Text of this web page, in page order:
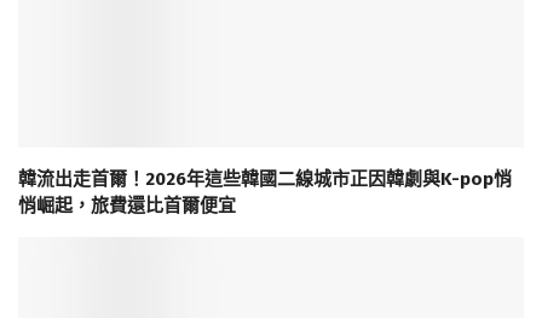
韓流出走首爾！2026年這些韓國二線城市正因韓劇與K-pop悄
悄崛起，旅費還比首爾便宜